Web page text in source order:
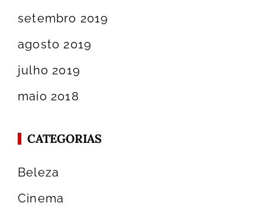
setembro 2019
agosto 2019
julho 2019
maio 2018
CATEGORIAS
Beleza
Cinema